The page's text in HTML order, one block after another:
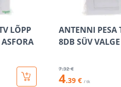
LÕPP
ANTENNI PESA
8DB SÜV
7.32 €
4.39 € / tk